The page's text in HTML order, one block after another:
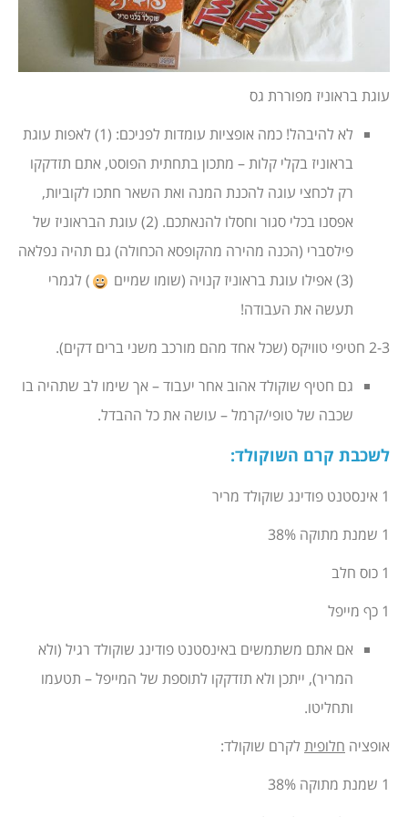
עוגת בראוניז מפוררת גס
לא להיבהל! כמה אופציות עומדות לפניכם: (1) לאפות עוגת
בראוניז בקלי קלות – מתכון בתחתית הפוסט, אתם תזדקקו
רק לכחצי עוגה להכנת המנה ואת השאר חתכו לקוביות,
אפסנו בכלי סגור וחסלו להנאתכם. (2) עוגת הבראוניז של
פילסברי (הכנה מהירה מהקופסא הכחולה) גם תהיה נפלאה
(3) אפילו עוגת בראוניז קנויה (שומו שמיים
) לגמרי
תעשה את העבודה!
2-3 חטיפי טוויקס (שכל אחד מהם מורכב משני ברים דקים).
גם חטיף שוקולד אהוב אחר יעבוד – אך שימו לב שתהיה בו
שכבה של טופי/קרמל – עושה את כל ההבדל.
לשכבת קרם השוקולד:
1 אינסטנט פודינג שוקולד מריר
1 שמנת מתוקה 38%
1 כוס חלב
1 כף מייפל
אם אתם משתמשים באינסטנט פודינג שוקולד רגיל (ולא
המריר), ייתכן ולא תזדקקו לתוספת של המייפל – תטעמו
ותחליטו.
אופציה חלופית לקרם שוקולד:
1 שמנת מתוקה 38%